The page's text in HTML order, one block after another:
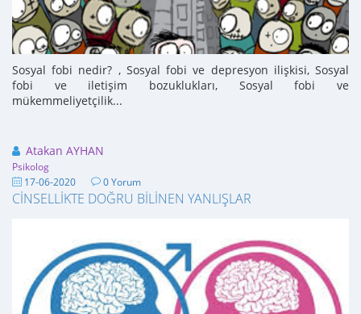
Sosyal fobi nedir? , Sosyal fobi ve depresyon ilişkisi, Sosyal
fobi ve iletişim bozuklukları, Sosyal fobi ve
mükemmeliyetçilik...
Atakan AYHAN
Psikolog
17-06-2020 0 Yorum
CİNSELLİKTE DOĞRU BİLİNEN YANLIŞLAR